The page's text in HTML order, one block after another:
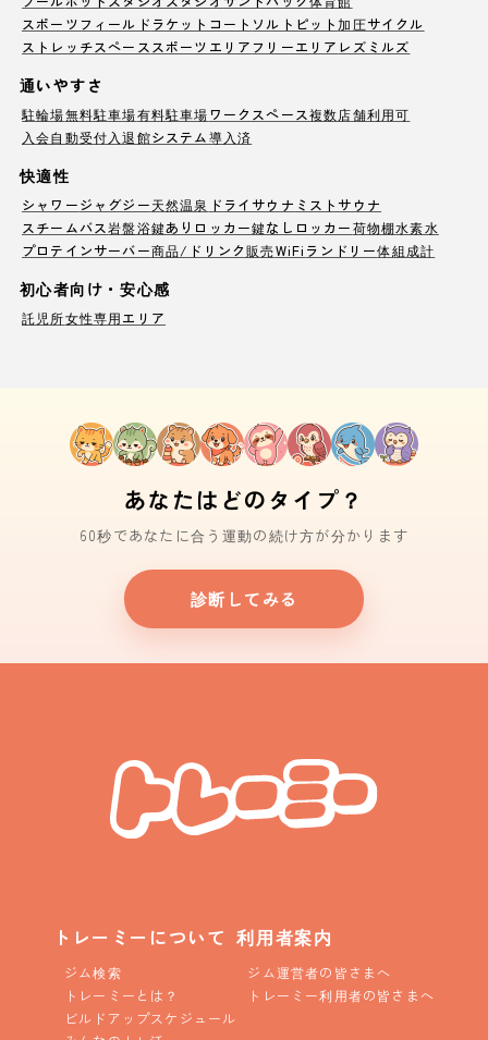
スポーツフィールド ラケットコート ソルトピット加圧サイクル
ストレッチスペース スポーツエリア フリーエリア レズミルズ
通いやすさ
駐輪場無料駐車場有料駐車場ワークスペース複数店舗利用可
入会自動受付 入退館システム導入済
快適性
シャワージャグジー天然温泉 ドライサウナ ミストサウナ
スチームバス岩盤浴鍵ありロッカー鍵なしロッカー荷物棚水素水
プロテインサーバー商品/ドリンク販売WiFi ランドリー体組成計
初心者向け・安心感
託児所女性専用エリア
あなたはどのタイプ？
60秒であなたに合う運動の続け方が分かります
診断してみる
トレーミーについて
ジム検索
トレーミーとは？
ビルドアップスケジュール
利用者案内
ジム運営者の皆さまへ
トレーミー利用者の皆さまへ